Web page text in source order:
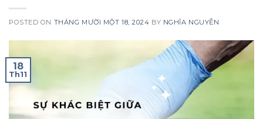
POSTED ON THÁNG MƯỜI MỘT 18, 2024 BY NGHĨA NGUYỄN
18
Th11